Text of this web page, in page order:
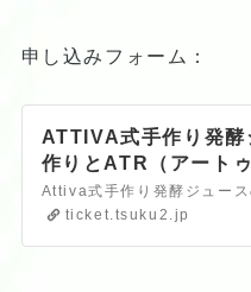
申し込みフォーム：
ATTIVA式手作り発酵
作りとATR（アート
水セミナー
ticket.tsuku2.jp